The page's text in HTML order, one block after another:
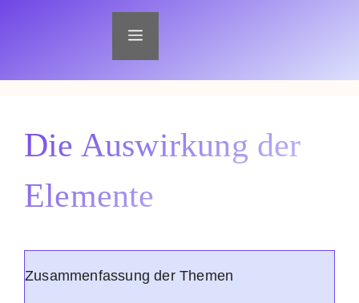
Menü
Die Auswirkung der
Elemente
Zusammenfassung der Themen